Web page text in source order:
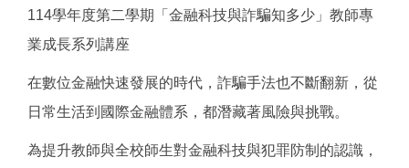
114學年度第二學期「金融科技與詐騙知多少」教師專
業成長系列講座
在數位金融快速發展的時代，詐騙手法也不斷翻新，從
日常生活到國際金融體系，都潛藏著風險與挑戰。
為提升教師與全校師生對金融科技與犯罪防制的認識，